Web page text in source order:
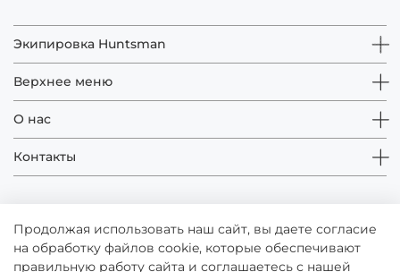
Экипировка Huntsman
Верхнее меню
О нас
Контакты
Продолжая использовать наш сайт, вы даете согласие
на обработку файлов cookie, которые обеспечивают
правильную работу сайта и соглашаетесь с нашей